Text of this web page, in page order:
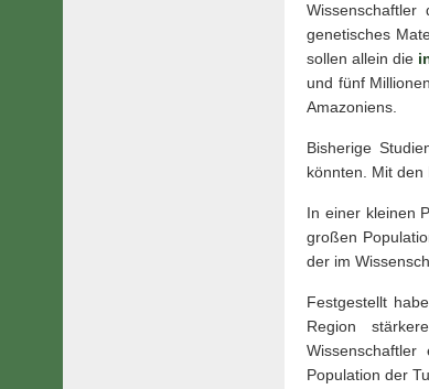
genetisches
sollen allein die
und fünf
Amazoniens.
Bisherige
könnten. Mit den
In einer kleinen
großen
der im
Festgestellt
Region
Population der